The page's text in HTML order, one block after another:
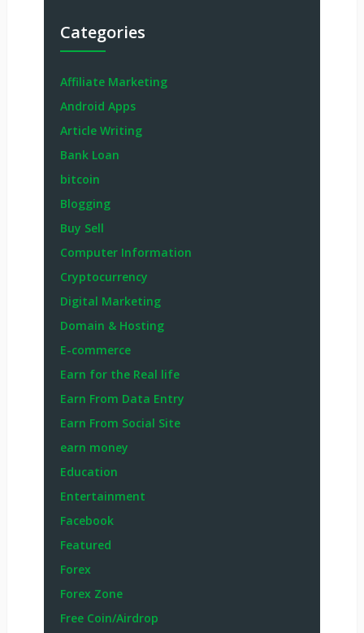
Categories
Affiliate Marketing
Android Apps
Article Writing
Bank Loan
bitcoin
Blogging
Buy Sell
Computer Information
Cryptocurrency
Digital Marketing
Domain & Hosting
E-commerce
Earn for the Real life
Earn From Data Entry
Earn From Social Site
earn money
Education
Entertainment
Facebook
Featured
Forex
Forex Zone
Free Coin/Airdrop